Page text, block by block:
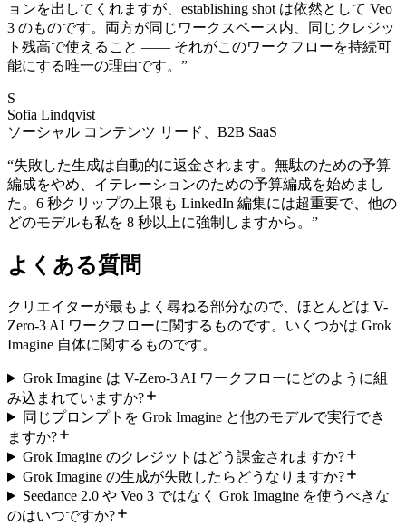
ョンを出してくれますが、establishing shot は依然として Veo
3 のものです。両方が同じワークスペース内、同じクレジッ
ト残高で使えること —— それがこのワークフローを持続可
能にする唯一の理由です。 ”
S
Sofia Lindqvist
ソーシャル コンテンツ リード、B2B SaaS
“失敗した生成は自動的に返金されます。無駄のための予算
編成をやめ、イテレーションのための予算編成を始めまし
た。6 秒クリップの上限も LinkedIn 編集には超重要で、他の
どのモデルも私を 8 秒以上に強制しますから。 ”
よくある質問
クリエイターが最もよく尋ねる部分なので、ほとんどは V-
Zero-3 AI ワークフローに関するものです。いくつかは Grok
Imagine 自体に関するものです。
Grok Imagine は V-Zero-3 AI ワークフローにどのように組
み込まれていますか?
同じプロンプトを Grok Imagine と他のモデルで実行でき
ますか?
Grok Imagine のクレジットはどう課金されますか?
Grok Imagine の生成が失敗したらどうなりますか?
Seedance 2.0 や Veo 3 ではなく Grok Imagine を使うべきな
のはいつですか?